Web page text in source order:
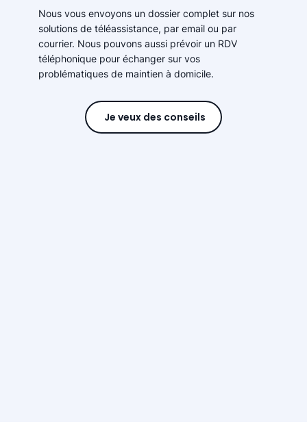
Nous vous envoyons un dossier complet sur nos
solutions de téléassistance, par email ou par
courrier. Nous pouvons aussi prévoir un RDV
téléphonique pour échanger sur vos
problématiques de maintien à domicile.
Je veux des conseils